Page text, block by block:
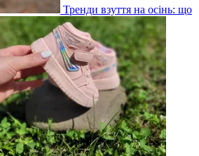
Тренди взуття на осінь: що